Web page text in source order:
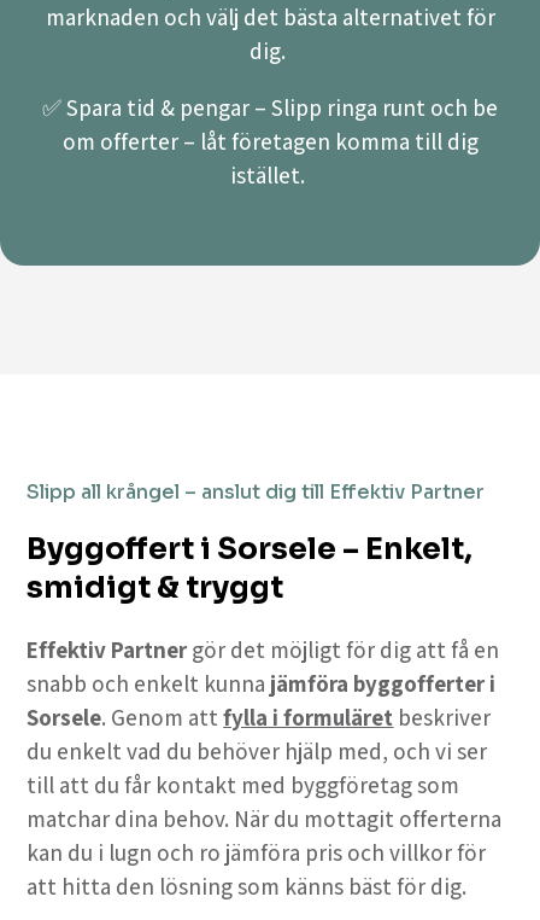
marknaden och välj det bästa alternativet för
dig.
✅ Spara tid & pengar – Slipp ringa runt och be
om offerter – låt företagen komma till dig
istället.
Slipp all krångel – anslut dig till Effektiv Partner
Byggoffert i Sorsele – Enkelt,
smidigt & tryggt
Effektiv Partner gör det möjligt för dig att få en
snabb och enkelt kunna jämföra byggofferter i
Sorsele. Genom attfylla i formuläret beskriver
du enkelt vad du behöver hjälp med, och vi ser
till att du får kontakt med byggföretag som
matchar dina behov. När du mottagit offerterna
kan du i lugn och ro jämföra pris och villkor för
att hitta den lösning som känns bäst för dig.